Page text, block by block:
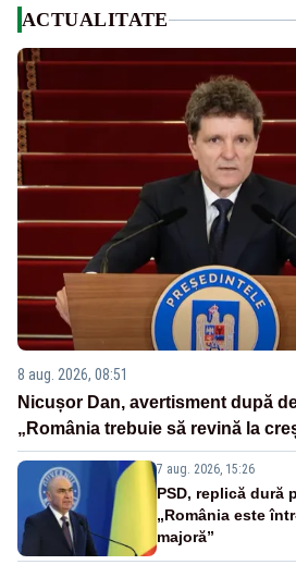
ACTUALITATE
8 aug. 2026, 08:51
Nicușor Dan, avertisment după
„România trebuie să revină la
7 aug. 2026, 15:26
PSD, replică dură
„România este
majoră”